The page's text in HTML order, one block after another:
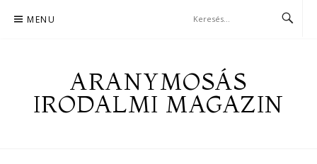
MENU
ARANYMOSÁS
IRODALMI MAGAZIN